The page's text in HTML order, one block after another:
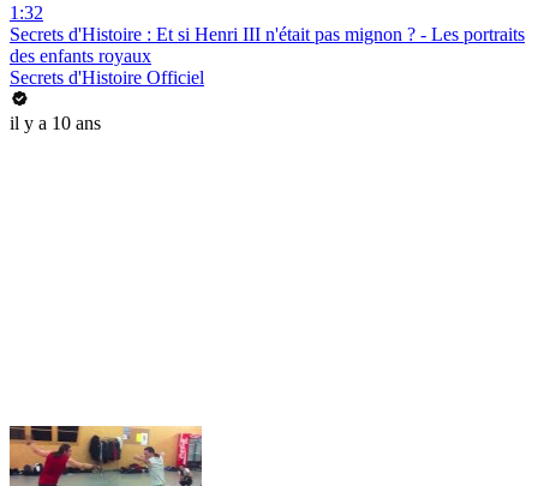
1:32
Secrets d'Histoire : Et si Henri III n'était pas mignon ? - Les portraits
des enfants royaux
Secrets d'Histoire Officiel
il y a 10 ans